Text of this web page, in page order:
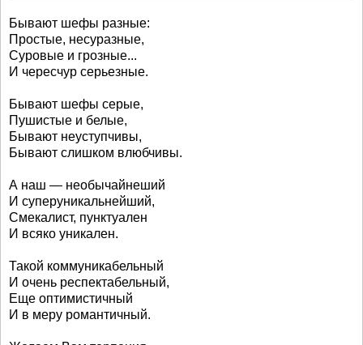
Бывают шефы разные:
Простые, несуразные,
Суровые и грозные...
И чересчур серьезные.
Бывают шефы серые,
Пушистые и белые,
Бывают неуступчивы,
Бывают слишком влюбчивы.
А наш — необычайнеший
И суперуникальнейший,
Смекалист, пунктуален
И всяко уникален.
Такой коммуникабельный
И очень респектабельный,
Еще оптимистичный
И в меру романтичный.